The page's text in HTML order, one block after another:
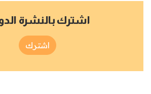
اشترك بالنشرة
اشترك